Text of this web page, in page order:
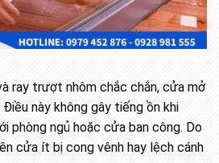
ray trượt nhôm chắc chắn, cửa mở
Điều này không gây tiếng ồn khi
phòng ngủ hoặc cửa ban công. Do
cửa ít bị cong vênh hay lệch cánh